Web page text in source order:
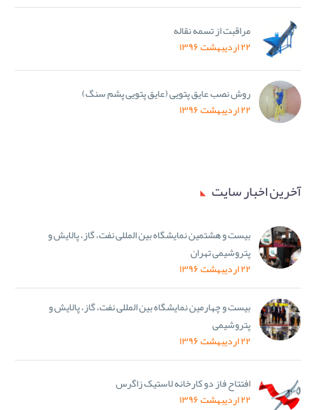
مراقبت از تسمه نقاله
۲۲ اردیبهشت ۱۳۹۶
روش نصب عایق پتویی (عایق پتویی پشم سنگ)
۲۲ اردیبهشت ۱۳۹۶
آخرین اخبار سایت
بیست و هشتمین نمایشگاه بین المللی نفت، گاز، پالایش و
پتروشیمی تهران
۲۲ اردیبهشت ۱۳۹۶
بیست و چهارمین نمایشگاه بین المللی نفت، گاز، پالایش و
پتروشیمی
۲۲ اردیبهشت ۱۳۹۶
افتتاح فاز دو کارخانه لاستیک زاگرس
۲۲ اردیبهشت ۱۳۹۶